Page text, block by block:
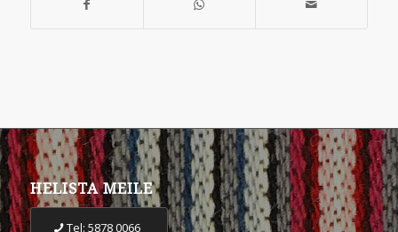
HELISTA MEILE
Tel: 5878 0066